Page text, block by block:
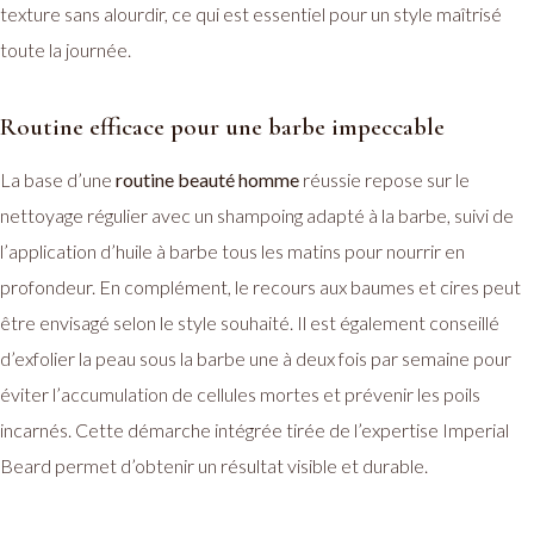
texture sans alourdir, ce qui est essentiel pour un style maîtrisé
toute la journée.
Routine efficace pour une barbe impeccable
La base d’une routine beauté homme réussie repose sur le
nettoyage régulier avec un shampoing adapté à la barbe, suivi de
l’application d’huile à barbe tous les matins pour nourrir en
profondeur. En complément, le recours aux baumes et cires peut
être envisagé selon le style souhaité. Il est également conseillé
d’exfolier la peau sous la barbe une à deux fois par semaine pour
éviter l’accumulation de cellules mortes et prévenir les poils
incarnés. Cette démarche intégrée tirée de l’expertise Imperial
Beard permet d’obtenir un résultat visible et durable.